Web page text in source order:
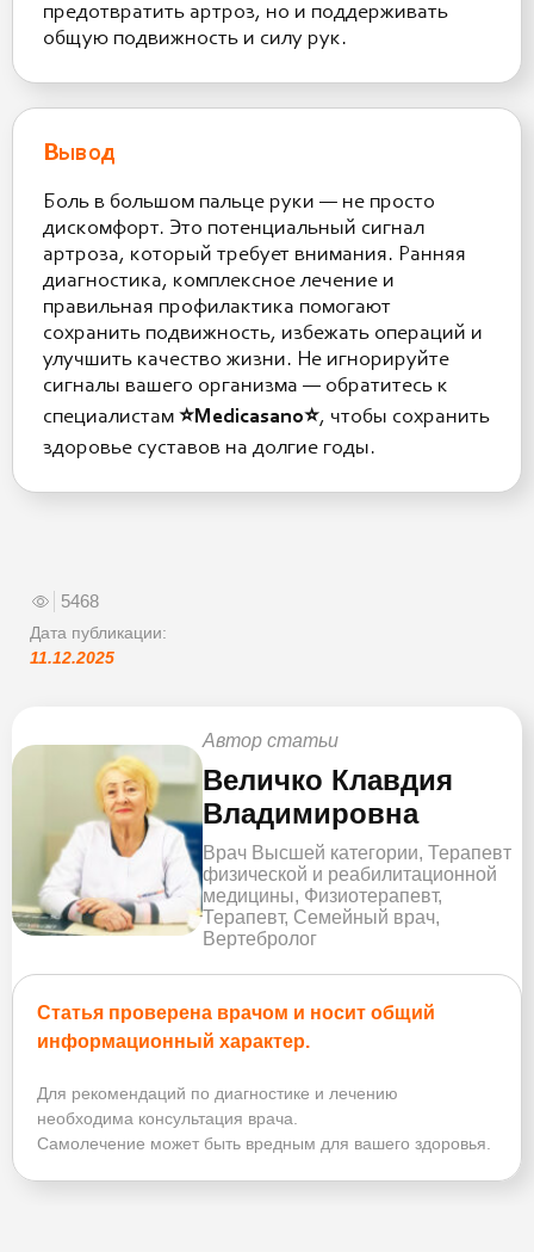
предотвратить артроз, но и поддерживать
общую подвижность и силу рук.
Вывод
Боль в большом пальце руки — не просто
дискомфорт. Это потенциальный сигнал
артроза, который требует внимания. Ранняя
диагностика, комплексное лечение и
правильная профилактика помогают
сохранить подвижность, избежать операций и
улучшить качество жизни. Не игнорируйте
сигналы вашего организма — обратитесь к
специалистам ⭐️Medicasano⭐️, чтобы сохранить
здоровье суставов на долгие годы.
5468
Дата публикации:
11.12.2025
Автор статьи
Величко Клавдия
Владимировна
Врач Высшей категории, Терапевт
физической и реабилитационной
медицины, Физиотерапевт,
Терапевт, Семейный врач,
Вертебролог
Статья проверена врачом и носит общий
информационный характер.
Для рекомендаций по диагностике и лечению
необходима консультация врача.
Самолечение может быть вредным для вашего здоровья.